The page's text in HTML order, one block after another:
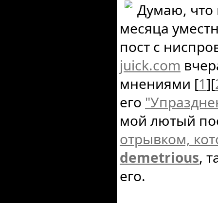
Думаю, что
месяца
пост с
juick.com
мнениями [1][
его
мой лютый
отрывком,
demetrious,
его.